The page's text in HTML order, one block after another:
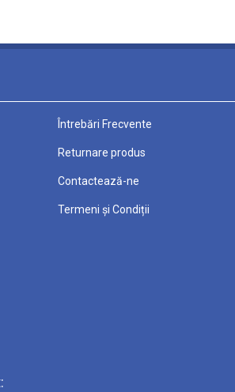
Întrebări Frecvente
Returnare produs
Contactează-ne
Termeni și Condiții